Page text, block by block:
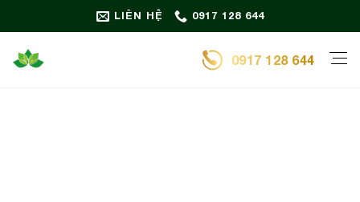
qua
dung
LIÊN HỆ 0917 128 644
0917 128 644